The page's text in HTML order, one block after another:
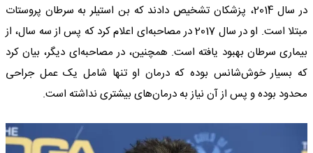
در سال 2014، پزشکان تشخیص دادند که بن استیلر به سرطان پروستات
مبتلا است. او در سال 2017 در مصاحبه‌ای اعلام کرد که پس از سه سال، از
بیماری سرطان بهبود یافته است. همچنین، در مصاحبه‌ای دیگر، بیان کرد
که بسیار خوش‌شانس بوده که درمان او تنها شامل یک عمل جراحی
محدود بوده و پس از آن نیاز به درمان‌های بیشتری نداشته است.